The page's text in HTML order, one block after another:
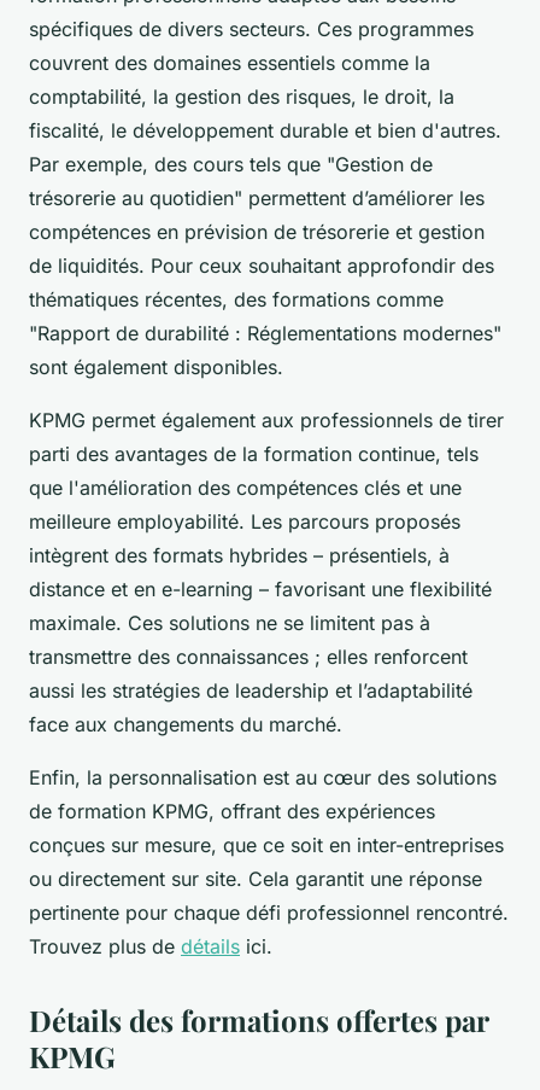
spécifiques de divers secteurs. Ces programmes
couvrent des domaines essentiels comme la
comptabilité, la gestion des risques, le droit, la
fiscalité, le développement durable et bien d'autres.
Par exemple, des cours tels que "Gestion de
trésorerie au quotidien" permettent d’améliorer les
compétences en prévision de trésorerie et gestion
de liquidités. Pour ceux souhaitant approfondir des
thématiques récentes, des formations comme
"Rapport de durabilité : Réglementations modernes"
sont également disponibles.
KPMG permet également aux professionnels de tirer
parti des avantages de la formation continue, tels
que l'amélioration des compétences clés et une
meilleure employabilité. Les parcours proposés
intègrent des formats hybrides – présentiels, à
distance et en e-learning – favorisant une flexibilité
maximale. Ces solutions ne se limitent pas à
transmettre des connaissances ; elles renforcent
aussi les stratégies de leadership et l’adaptabilité
face aux changements du marché.
Enfin, la personnalisation est au cœur des solutions
de formation KPMG, offrant des expériences
conçues sur mesure, que ce soit en inter-entreprises
ou directement sur site. Cela garantit une réponse
pertinente pour chaque défi professionnel rencontré.
Trouvez plus de détails ici.
Détails des formations offertes par
KPMG